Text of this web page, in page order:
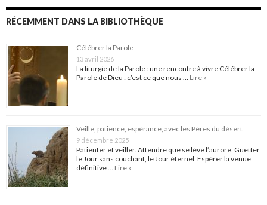
RÉCEMMENT DANS LA BIBLIOTHÈQUE
Célébrer la Parole
13 avril 2026
La liturgie de la Parole : une rencontre à vivre Célébrer la
Parole de Dieu : c’est ce que nous … Lire »
Veille, patience, espérance, avec les Pères du désert
9 décembre 2025
Patienter et veiller. Attendre que se lève l’aurore. Guetter
le Jour sans couchant, le Jour éternel. Espérer la venue
définitive … Lire »